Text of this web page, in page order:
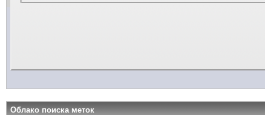
Облако поиска меток